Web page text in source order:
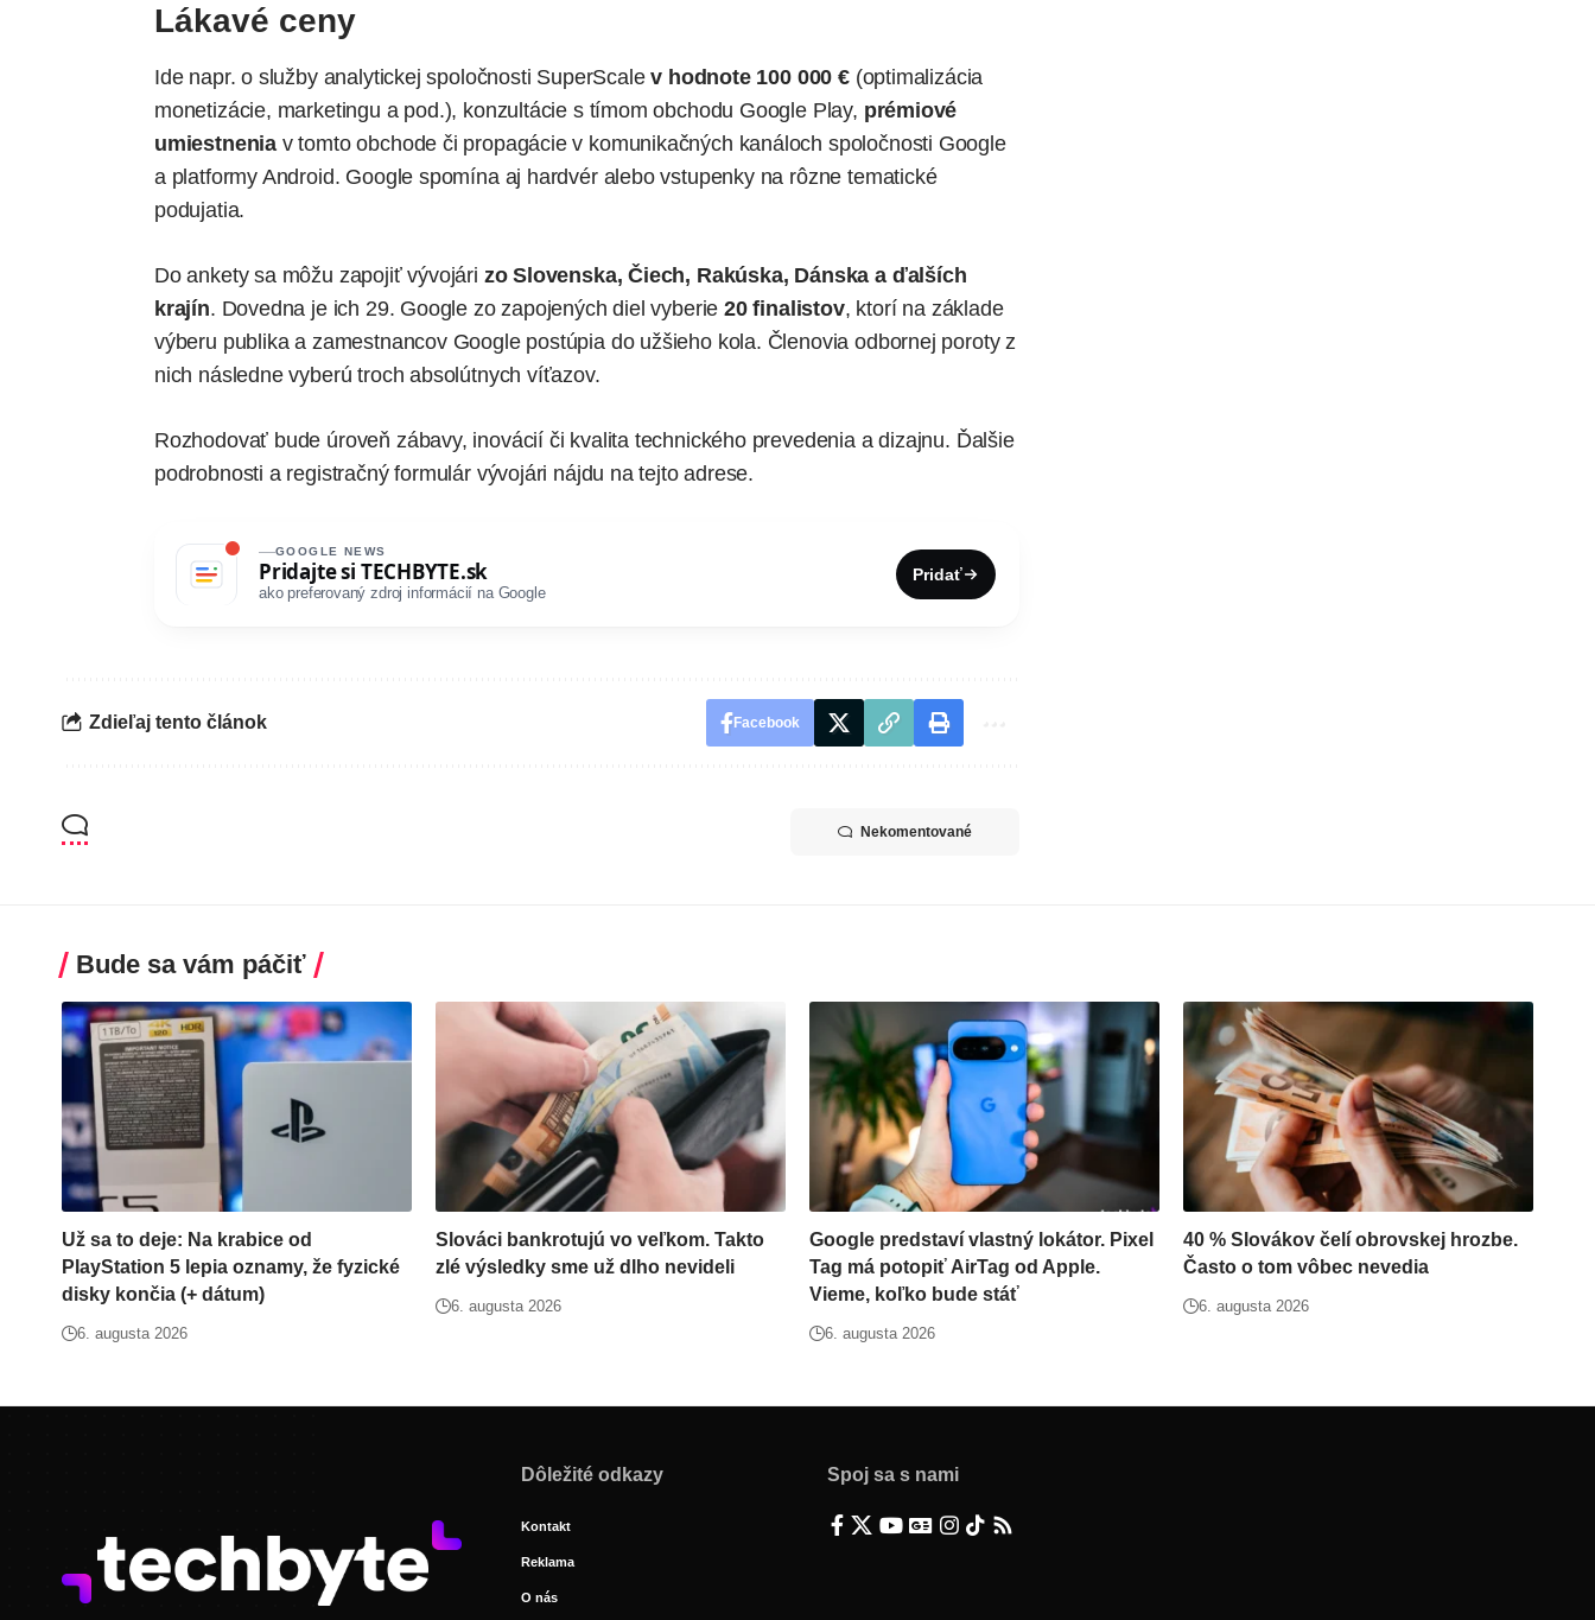
Lákavé ceny
Ide napr. o služby analytickej spoločnosti SuperScalev hodnote 100 000 €(optimalizácia
monetizácie, marketingu a pod.), konzultácie s tímom obchodu Google Play, prémiové
umiestnenia v tomto obchode či propagácie v komunikačných kanáloch spoločnosti Google
a platformy Android. Google spomína aj hardvér alebo vstupenky na rôzne tematické
podujatia.
Do ankety sa môžu zapojiť vývojári zo Slovenska, Čiech, Rakúska, Dánska a ďalších
krajín. Dovedna je ich 29. Google zo zapojených diel vyberie20 finalistov, ktorí na základe
výberu publika a zamestnancov Google postúpia do užšieho kola. Členovia odbornej poroty z
nich následne vyberú troch absolútnych víťazov.
Rozhodovať bude úroveň zábavy, inovácií či kvalita technického prevedenia a dizajnu. Ďalšie
podrobnosti a registračný formulár vývojári nájdu na tejto adrese.
GOOGLE NEWS
Pridajte si TECHBYTE.sk
ako preferovaný zdroj informácií na Google
Pridať
Zdieľaj tento článok Facebook
Nekomentované
Bude sa vám páčiť
Už sa to deje: Na krabice od
PlayStation 5 lepia oznamy, že fyzické
disky končia (+ dátum)
6. augusta 2026
Slováci bankrotujú vo veľkom. Takto
zlé výsledky sme už dlho nevideli
6. augusta 2026
Google predstaví vlastný lokátor. Pixel
Tag má potopiť AirTag od Apple.
Vieme, koľko bude stáť
6. augusta 2026
40 % Slovákov čelí obrovskej hrozbe.
Často o tom vôbec nevedia
6. augusta 2026
Dôležité odkazy
Kontakt
Reklama
O nás
Spoj sa s nami